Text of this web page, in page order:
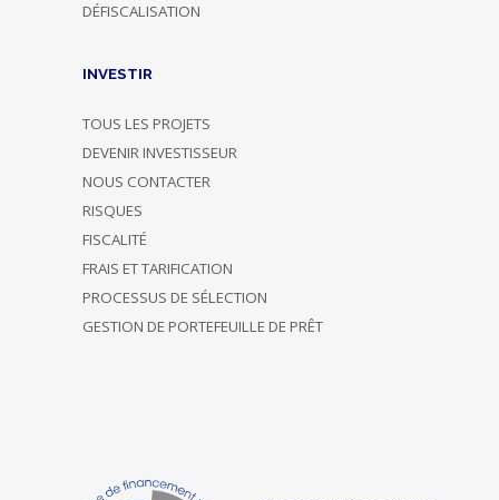
DÉFISCALISATION
INVESTIR
TOUS LES PROJETS
DEVENIR INVESTISSEUR
NOUS CONTACTER
RISQUES
FISCALITÉ
FRAIS ET TARIFICATION
PROCESSUS DE SÉLECTION
GESTION DE PORTEFEUILLE DE PRÊT